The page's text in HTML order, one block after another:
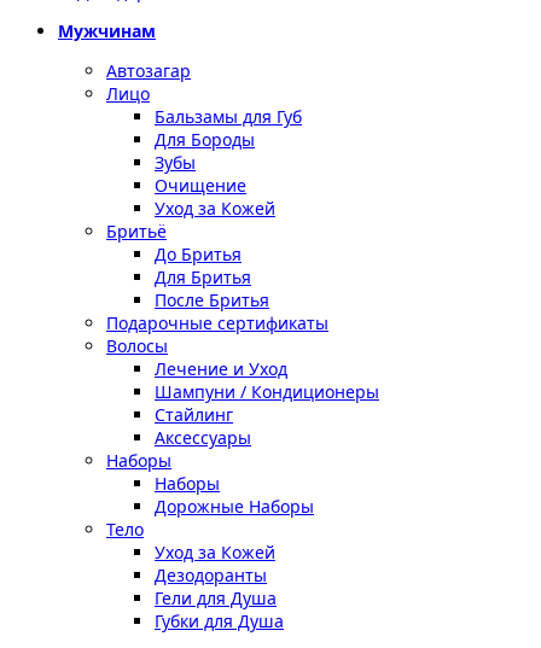
Мужчинам
Автозагар
Лицо
Бальзамы для Губ
Для Бороды
Зубы
Очищение
Уход за Кожей
Бритьё
До Бритья
Для Бритья
После Бритья
Подарочные сертификаты
Волосы
Лечение и Уход
Шампуни / Кондиционеры
Стайлинг
Аксессуары
Наборы
Наборы
Дорожные Наборы
Тело
Уход за Кожей
Дезодоранты
Гели для Душа
Губки для Душа